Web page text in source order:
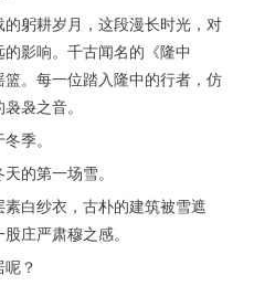
躬耕岁月，这段漫长时光，对
影响。千古闻名的《隆中
。每一位踏入隆中的行者，仿
袅之音。
季。
的第一场雪。
白纱衣，古朴的建筑被雪遮
庄严肃穆之感。
？